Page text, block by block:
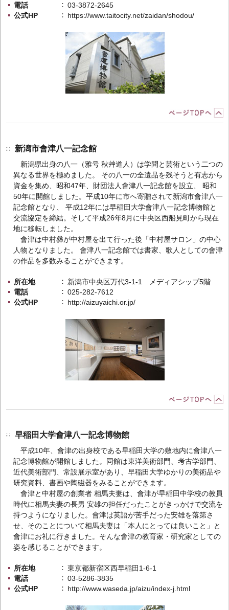
電話
03-3872-2645
公式HP
https://www.taitocity.net/zaidan/shodou/
新潟市會津八一記念館
新潟県出身の八一（雅号 秋艸道人）は学問と芸術という二つの
異なる世界を極めました。 その八一の全遺品を残そうと有志から
資金を集め、昭和47年、財団法人會津八一記念館を設立、 昭和
50年に開館しました。平成10年に市へ寄贈されて新潟市會津八一
記念館となり、 平成12年には早稲田大学會津八一記念博物館と
交流協定を締結。そして平成26年8月に中央区西船見町から現在
地に移転しました。
會津は中村彝が中村屋を出て行った後「中村屋サロン」の中心
人物となりました。 會津八一記念館では書家、歌人としての會津
の作品を多数みることができます。
所在地
新潟市中央区万代3-1-1 メディアシップ5階
電話
025-282-7612
公式HP
http://aizuyaichi.or.jp/
早稲田大学會津八一記念博物館
平成10年、會津の出身校である早稲田大学の敷地内に會津八一
記念博物館が開館しました。同館は東洋美術部門、考古学部門、
近代美術部門、常設展示室があり、早稲田大学ゆかりの美術品や
研究資料、書画や陶磁器をみることができます。
會津と中村屋の創業者 相馬夫妻は、會津が早稲田中学校の教員
時代に相馬夫妻の長男 安雄の担任だったことがきっかけで交流を
持つようになりました。會津は英語が苦手だった安雄を落第さ
せ、そのことについて相馬夫妻は「本人にとっては良いこと」と
會津にお礼に行きました。そんな會津の教育家・研究家としての
姿を感じることができます。
所在地
東京都新宿区西早稲田1-6-1
電話
03-5286-3835
公式HP
http://www.waseda.jp/aizu/index-j.html